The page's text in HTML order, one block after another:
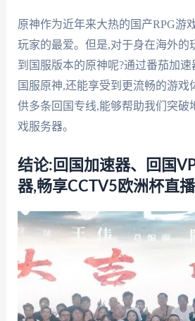
原神作为近年来大热的国产RPG游
玩家的最爱。但是,对于身在海外的
到国服版本的原神呢?通过番茄加速
国服原神,还能享受到更流畅的游戏
供多条回国专线,能够帮助我们突破
戏服务器。
结论:回国加速器、回国
器,畅享CCTV5欧洲杯直播